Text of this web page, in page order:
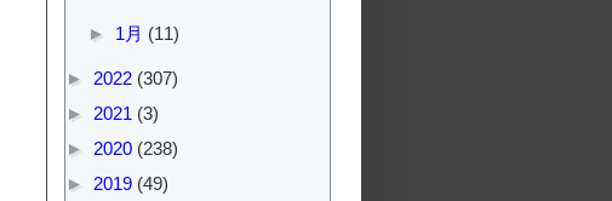
► 1月 (11)
► 2022 (307)
► 2021 (3)
► 2020 (238)
► 2019 (49)